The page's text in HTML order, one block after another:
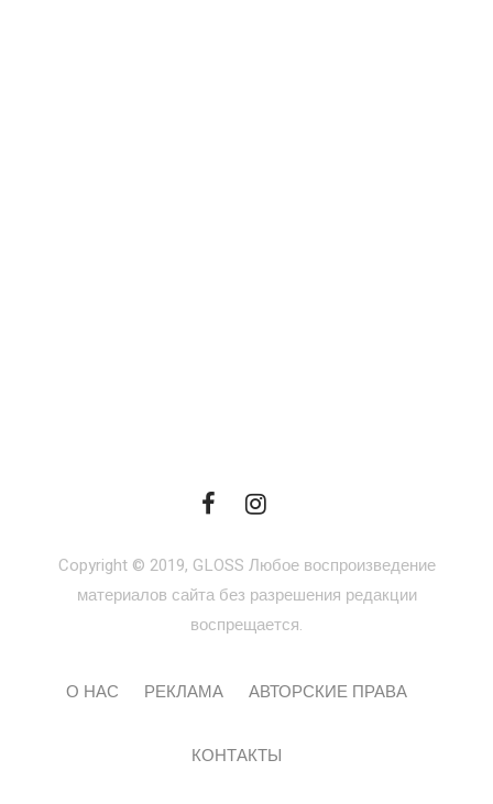
Copyright © 2019, GLOSS Любое воспроизведение
материалов сайта без разрешения редакции
воспрещается.
О НАС РЕКЛАМА АВТОРСКИЕ ПРАВА
КОНТАКТЫ